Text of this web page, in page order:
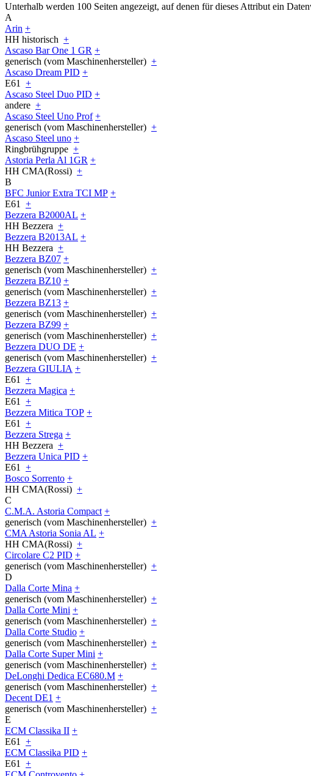
Unterhalb werden 100 Seiten angezeigt, auf denen für dieses Attribut ein
A
Arin +
HH historisch +
Ascaso Bar One 1 GR +
generisch (vom Maschinenhersteller) +
Ascaso Dream PID +
E61 +
Ascaso Steel Duo PID +
andere +
Ascaso Steel Uno Prof +
generisch (vom Maschinenhersteller) +
Ascaso Steel uno +
Ringbrühgruppe +
Astoria Perla Al 1GR +
HH CMA(Rossi) +
B
BFC Junior Extra TCI MP +
E61 +
Bezzera B2000AL +
HH Bezzera +
Bezzera B2013AL +
HH Bezzera +
Bezzera BZ07 +
generisch (vom Maschinenhersteller) +
Bezzera BZ10 +
generisch (vom Maschinenhersteller) +
Bezzera BZ13 +
generisch (vom Maschinenhersteller) +
Bezzera BZ99 +
generisch (vom Maschinenhersteller) +
Bezzera DUO DE +
generisch (vom Maschinenhersteller) +
Bezzera GIULIA +
E61 +
Bezzera Magica +
E61 +
Bezzera Mitica TOP +
E61 +
Bezzera Strega +
HH Bezzera +
Bezzera Unica PID +
E61 +
Bosco Sorrento +
HH CMA(Rossi) +
C
C.M.A. Astoria Compact +
generisch (vom Maschinenhersteller) +
CMA Astoria Sonia AL +
HH CMA(Rossi) +
Circolare C2 PID +
generisch (vom Maschinenhersteller) +
D
Dalla Corte Mina +
generisch (vom Maschinenhersteller) +
Dalla Corte Mini +
generisch (vom Maschinenhersteller) +
Dalla Corte Studio +
generisch (vom Maschinenhersteller) +
Dalla Corte Super Mini +
generisch (vom Maschinenhersteller) +
DeLonghi Dedica EC680.M +
generisch (vom Maschinenhersteller) +
Decent DE1 +
generisch (vom Maschinenhersteller) +
E
ECM Classika II +
E61 +
ECM Classika PID +
E61 +